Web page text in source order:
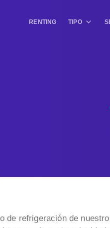
RENTING TIPO
de refrigeración de